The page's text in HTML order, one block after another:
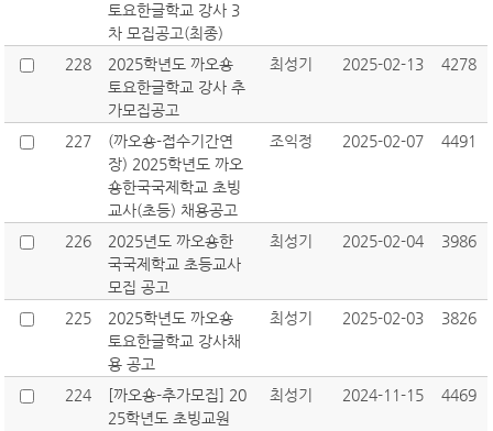
토요한글학교 강사 3
차 모집공고(최종)
228
2025학년도 까오숑
토요한글학교 강사 추
가모집공고
최성기 2025-02-13 4278
227
(까오숑-접수기간연
장) 2025학년도 까오
숑한국국제학교 초빙
교사(초등) 채용공고
조익정 2025-02-07 4491
226
2025년도 까오숑한
국국제학교 초등교사
모집 공고
최성기 2025-02-04 3986
225
2025학년도 까오숑
토요한글학교 강사채
용 공고
최성기 2025-02-03 3826
224
[까오숑-추가모집] 20
25학년도 초빙교원
최성기 2024-11-15 4469